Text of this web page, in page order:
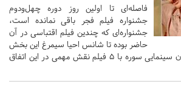
فاصله‌ای تا اولین روز دوره چهل‌ودوم
جشنواره فیلم فجر باقی نمانده است،
جشنواره‌ای که چندین فیلم اقتباسی در آن
حاضر بوده تا شانس احیا سیمرغ این بخش
وجود داشته باشد، سازمان سینمایی سوره با 5 فیلم نقش مهمی در این اتفاق